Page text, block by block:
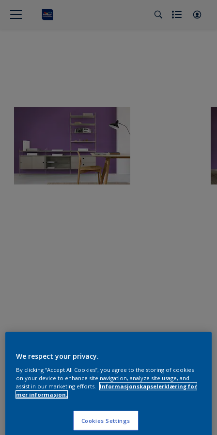
We respect your privacy.
By clicking “Accept All Cookies”, you agree to the storing of cookies
on your device to enhance site navigation, analyze site usage, and
assist in our marketing efforts.
Informasjonskapselerklæring for
mer informasjon.
Cookies Settings